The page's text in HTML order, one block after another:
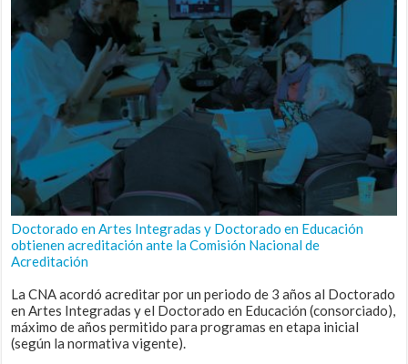
Doctorado en Artes Integradas y Doctorado en Educación
obtienen acreditación ante la Comisión Nacional de
Acreditación
La CNA acordó acreditar por un periodo de 3 años al Doctorado
en Artes Integradas y el Doctorado en Educación (consorciado),
máximo de años permitido para programas en etapa inicial
(según la normativa vigente).